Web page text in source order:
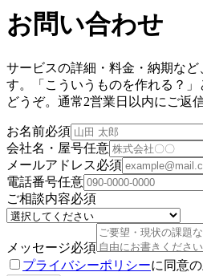
お問い合わせ
サービスの詳細・料金・納期な
す。「こういうものを作れる？
どうぞ。通常2営業日以内にご返
お名前必須
会社名・屋号任意
メールアドレス必須
電話番号任意
ご相談内容必須
メッセージ必須
プライバシーポリシーに同意